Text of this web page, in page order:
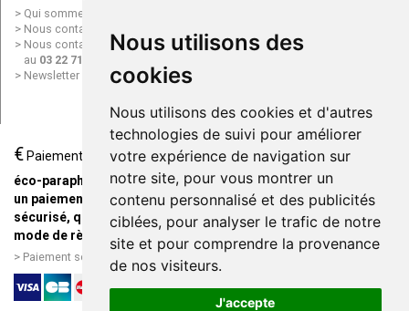
Nous utilisons des
cookies
Nous utilisons des cookies et d'autres
technologies de suivi pour améliorer
votre expérience de navigation sur
notre site, pour vous montrer un
contenu personnalisé et des publicités
ciblées, pour analyser le trafic de notre
site et pour comprendre la provenance
de nos visiteurs.
J'accepte
Qui sommes nous ?
Nous contacter par e-mail
Nous contacter par téléphone
au 03 22 71 64 10
Newsletter
Mentions légales
Données personnelles
ligne
€ Paiement
éco-parapharmacie.fr offre
un paiement entièrement
sécurisé, quel que soit le
mode de règlement
Paiement sécurisé et simple
Livraison / Point retrait
Commandez en ligne et
recevez votre commande
rapidement chez vous ou en
point retrait
Livraison chez vous ou en